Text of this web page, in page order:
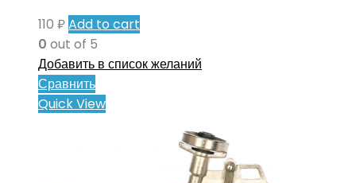
110 ₽Add to cart
0 out of 5
Добавить в список желаний
Сравнить
Quick View